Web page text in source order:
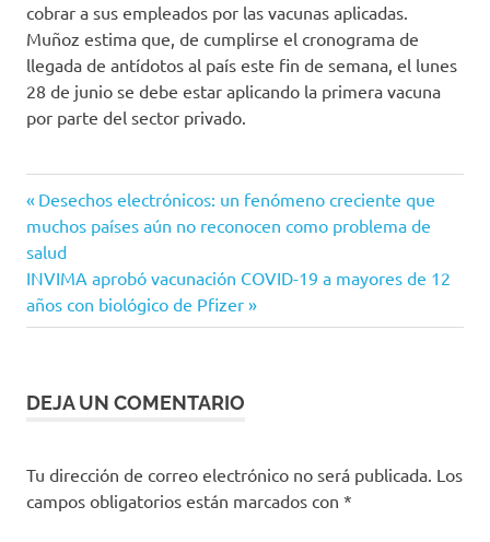
cobrar a sus empleados por las vacunas aplicadas.
Muñoz estima que, de cumplirse el cronograma de
llegada de antídotos al país este fin de semana, el lunes
28 de junio se debe estar aplicando la primera vacuna
por parte del sector privado.
Asociación
Nacional de
de
Colombia
Plan
Vacunación
PNV
Navegación
de
entradas
Entrada
anterior:
Desechos electrónicos: un fenómeno creciente que
muchos países aún no reconocen como problema de
salud
Siguiente
entrada:
INVIMA aprobó vacunación COVID-19 a mayores de 12
años con biológico de Pfizer
DEJA UN COMENTARIO
Tu dirección de correo electrónico no será publicada. Los
campos obligatorios están marcados con *